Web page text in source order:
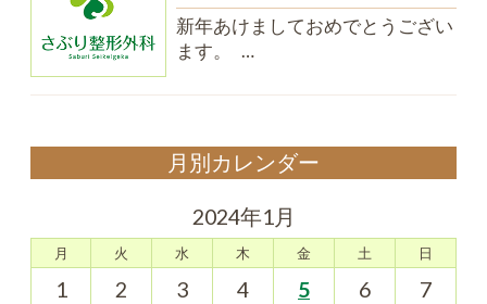
新年あけましておめでとうござい
ます。 …
月別カレンダー
2024年1月
月 火 水 木 金 土 日
1 2 3 4 5 6
7